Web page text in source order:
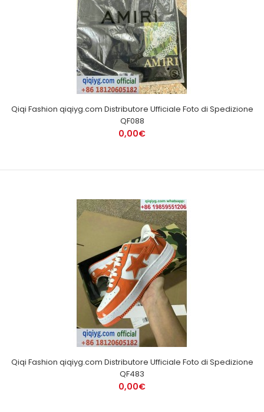
Qiqi Fashion qiqiyg.com Distributore Ufficiale Foto di Spedizione
QF088
0,00€
Qiqi Fashion qiqiyg.com Distributore Ufficiale Foto di Spedizione
QF483
0,00€